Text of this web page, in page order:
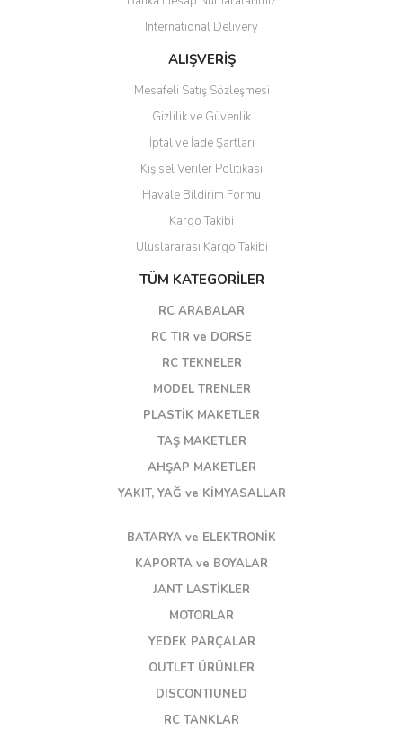
International Delivery
ALIŞVERİŞ
Mesafeli Satış Sözleşmesi
Gizlilik ve Güvenlik
İptal ve İade Şartları
Kişisel Veriler Politikası
Havale Bildirim Formu
Kargo Takibi
Uluslararası Kargo Takibi
TÜM KATEGORİLER
RC ARABALAR
RC TIR ve DORSE
RC TEKNELER
MODEL TRENLER
PLASTİK MAKETLER
TAŞ MAKETLER
AHŞAP MAKETLER
YAKIT, YAĞ ve KİMYASALLAR
BATARYA ve ELEKTRONİK
KAPORTA ve BOYALAR
JANT LASTİKLER
MOTORLAR
YEDEK PARÇALAR
OUTLET ÜRÜNLER
DISCONTIUNED
RC TANKLAR